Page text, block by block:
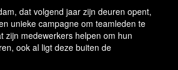
dat volgend jaar zijn deuren opent,
unieke campagne om teamleden te
zijn medewerkers helpen om hun
ook al ligt deze buiten de